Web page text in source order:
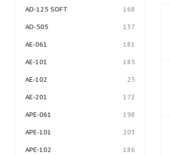
AD-125 SOFT 168
AD-505 137
AE-061 181
AE-101 185
AE-102 25
AE-201 172
APE-061 198
APE-101 203
APE-102 186